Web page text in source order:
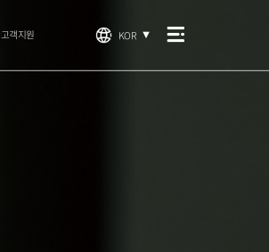
고객지원 KOR ▼